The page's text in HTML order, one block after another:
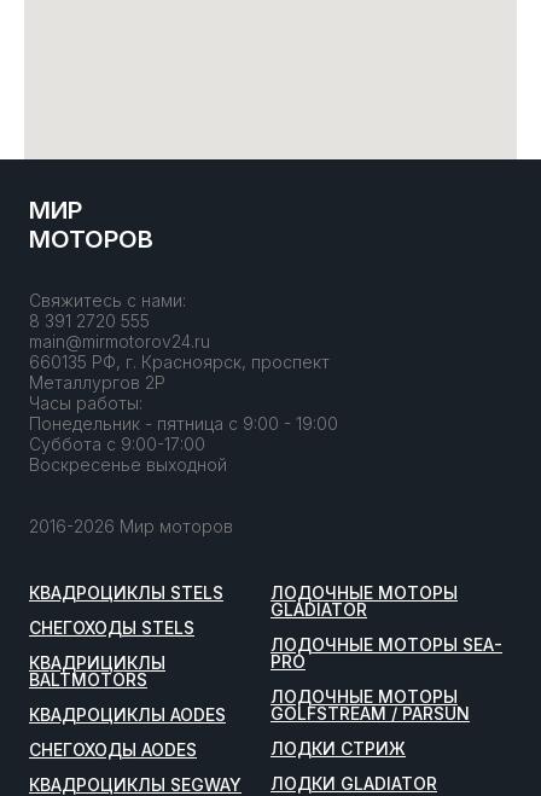
МИР
МОТОРОВ
Свяжитесь с нами:
8 391 2720 555
main@mirmotorov24.ru
660135 РФ, г. Красноярск, проспект
Металлургов 2Р
Часы работы:
Понедельник - пятница с 9:00 - 19:00
Суббота с 9:00-17:00
Воскресенье выходной
2016-2026 Мир моторов
КВАДРОЦИКЛЫ STELS
СНЕГОХОДЫ STELS
КВАДРИЦИКЛЫ
BALTMOTORS
КВАДРОЦИКЛЫ AODES
СНЕГОХОДЫ AODES
КВАДРОЦИКЛЫ SEGWAY
ЛОДОЧНЫЕ МОТОРЫ
GLADIATOR
ЛОДОЧНЫЕ МОТОРЫ SEA-
PRO
ЛОДОЧНЫЕ МОТОРЫ
GOLFSTREAM / PARSUN
ЛОДКИ СТРИЖ
ЛОДКИ GLADIATOR